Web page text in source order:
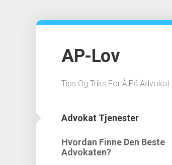
AP-Lov
Tips Og Triks For Å Få Advokat
Advokat Tjenester
Hvordan Finne Den Beste
Advokaten?